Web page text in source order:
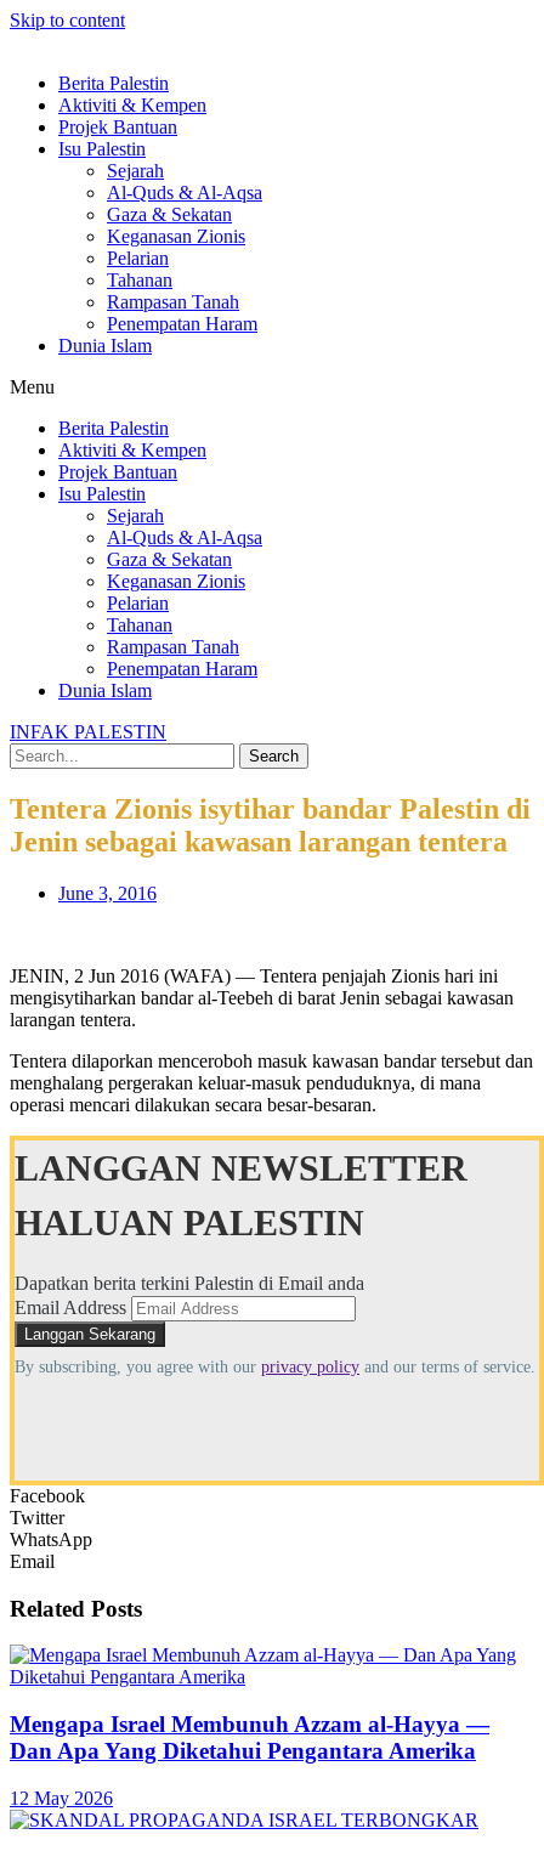
Skip to content
Berita Palestin
Aktiviti & Kempen
Projek Bantuan
Isu Palestin
Sejarah
Al-Quds & Al-Aqsa
Gaza & Sekatan
Keganasan Zionis
Pelarian
Tahanan
Rampasan Tanah
Penempatan Haram
Dunia Islam
Menu
Berita Palestin
Aktiviti & Kempen
Projek Bantuan
Isu Palestin
Sejarah
Al-Quds & Al-Aqsa
Gaza & Sekatan
Keganasan Zionis
Pelarian
Tahanan
Rampasan Tanah
Penempatan Haram
Dunia Islam
INFAK PALESTIN
Search
Tentera Zionis isytihar bandar Palestin di
Jenin sebagai kawasan larangan tentera
June 3, 2016
JENIN, 2 Jun 2016 (WAFA) — Tentera penjajah Zionis hari ini
mengisytiharkan bandar al-Teebeh di barat Jenin sebagai kawasan
larangan tentera.
Tentera dilaporkan menceroboh masuk kawasan bandar tersebut dan
menghalang pergerakan keluar-masuk penduduknya, di mana
operasi mencari dilakukan secara besar-besaran.
LANGGAN NEWSLETTER
HALUAN PALESTIN
Dapatkan berita terkini Palestin di Email anda
Email Address
By subscribing, you agree with our privacy policy and our terms of service.
Facebook
Twitter
WhatsApp
Email
Related Posts
Mengapa Israel Membunuh Azzam al-Hayya —
Dan Apa Yang Diketahui Pengantara Amerika
12 May 2026